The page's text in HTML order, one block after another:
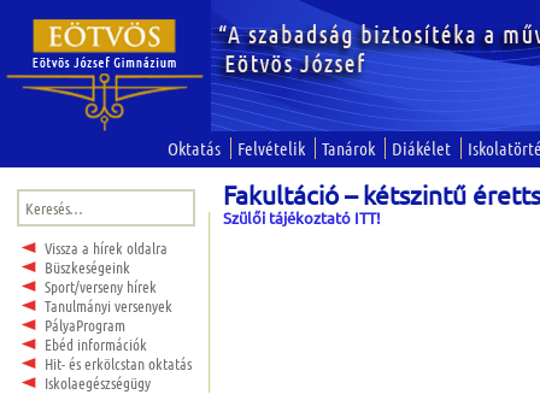
Oktatás Felvételik Tanárok Diákélet
Keresés:
Vissza a hírek oldalra
Büszkeségeink
Sport/verseny hírek
Tanulmányi versenyek
PályaProgram
Ebéd információk
Hit- és erkölcstan oktatás
Iskolaegészségügy
Fakultáció – kétszintű
Szülői tájékoztató ITT!